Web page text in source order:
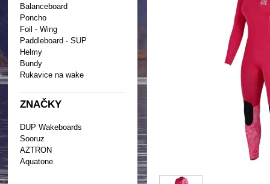
Balanceboard
Poncho
Foil - Wing
Paddleboard - SUP
Helmy
Bundy
Rukavice na wake
ZNAČKY
DUP Wakeboards
Sooruz
AZTRON
Aquatone